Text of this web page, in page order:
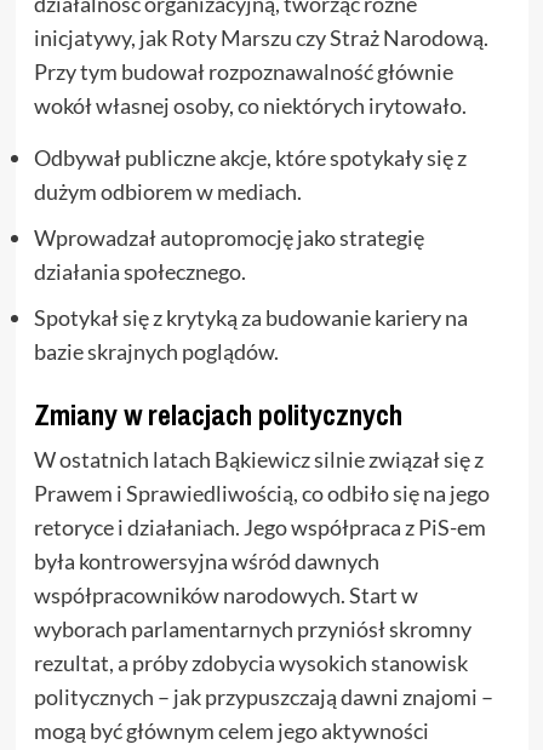
inicjatywy, jak Roty Marszu czy Straż Narodową.
Przy tym budował rozpoznawalność głównie
wokół własnej osoby, co niektórych irytowało.
Odbywał publiczne akcje, które spotykały się z
dużym odbiorem w mediach.
Wprowadzał autopromocję jako strategię
działania społecznego.
Spotykał się z krytyką za budowanie kariery na
bazie skrajnych poglądów.
Zmiany w relacjach politycznych
W ostatnich latach Bąkiewicz silnie związał się z
Prawem i Sprawiedliwością, co odbiło się na jego
retoryce i działaniach. Jego współpraca z PiS-em
była kontrowersyjna wśród dawnych
współpracowników narodowych. Start w
wyborach parlamentarnych przyniósł skromny
rezultat, a próby zdobycia wysokich stanowisk
politycznych – jak przypuszczają dawni znajomi –
mogą być głównym celem jego aktywności